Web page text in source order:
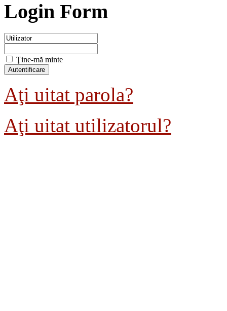
Login Form
Ţine-mă minte
Aţi uitat parola?
Aţi uitat utilizatorul?